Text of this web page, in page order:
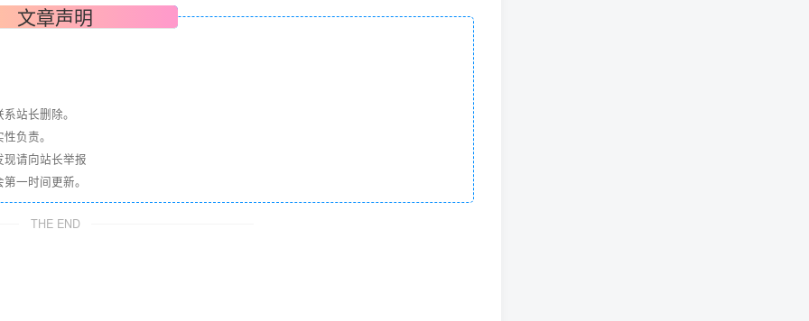
文章声明
站长删除。
负责。
请向站长举报
一时间更新。
THE END